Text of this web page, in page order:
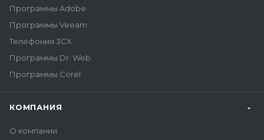
Программы Adobe
Программы Veeam
Телефония 3CX
Программы Dr. Web
Программы Corel
КОМПАНИЯ
О компании